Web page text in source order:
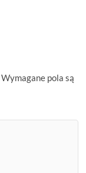
Wymagane pola są